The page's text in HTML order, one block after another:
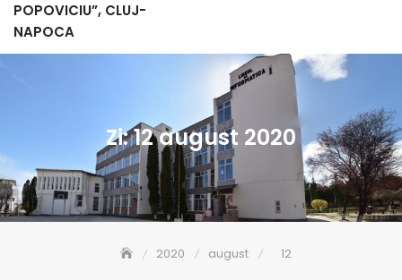
POPOVICIU”, CLUJ-
NAPOCA
Zi:12 august 2020
2020 august 12